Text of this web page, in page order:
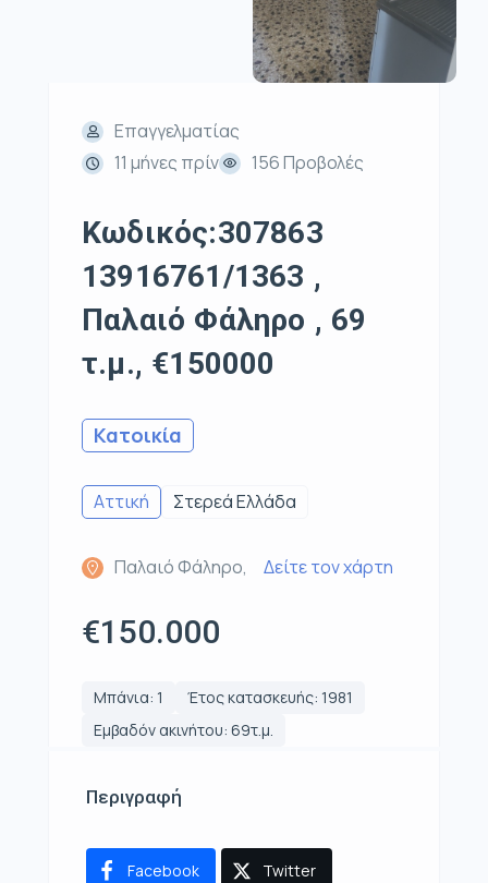
Επαγγελματίας
11 μήνες πρίν
156 Προβολές
Κωδικός:307863
13916761/1363 ,
Παλαιό Φάληρο , 69
τ.μ., €150000
Κατοικία
Αττική Στερεά Ελλάδα
Παλαιό Φάληρο, Δείτε τον χάρτη
€150.000
Μπάνια: 1
Έτος κατασκευής: 1981
Εμβαδόν ακινήτου: 69τ.μ.
Περιγραφή
Facebook Twitter